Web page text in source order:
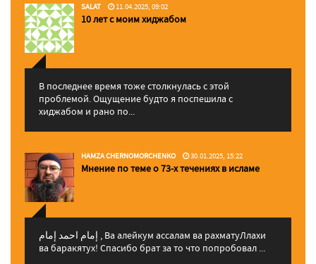
SALAT 11.04.2025, 09:02
10 лет с моим хиджабом
В последнее время тоже столкнулась с этой
проблемой. Ощущение будто я поспешила с
хиджабом и рано по...
HAMZA CHERNOMORCHENKO 30.01.2025, 15:22
Мнение по теме о 73-х течениях в исламе
إمام احمد إمام , Ва алейкум ассалам ва рахматуЛлахи
ва баракятух! Спасибо брат за то что попробовал ...